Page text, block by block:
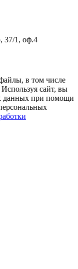
37/1, оф.4
в том числе
сайт, вы
данных при помощи